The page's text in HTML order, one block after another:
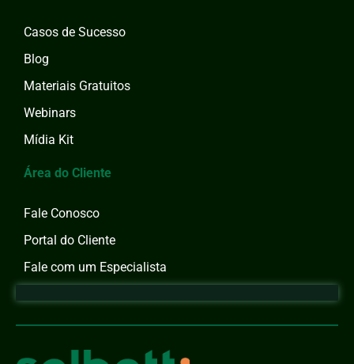
Casos de Sucesso
Blog
Materiais Gratuitos
Webinars
Mídia Kit
Área do Cliente
Fale Conosco
Portal do Cliente
Fale com um Especialista